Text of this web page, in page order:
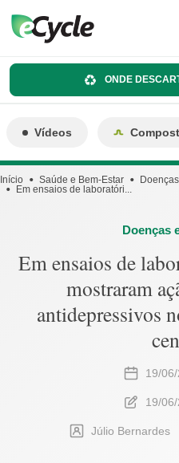
ONDE
Vídeos
Início Saúde e Bem-Estar
Em ensaios de laboratóri...
Doenças
Em ensaios de
mostraram
antidepressivos
19/
19/
Júlio Bernardes